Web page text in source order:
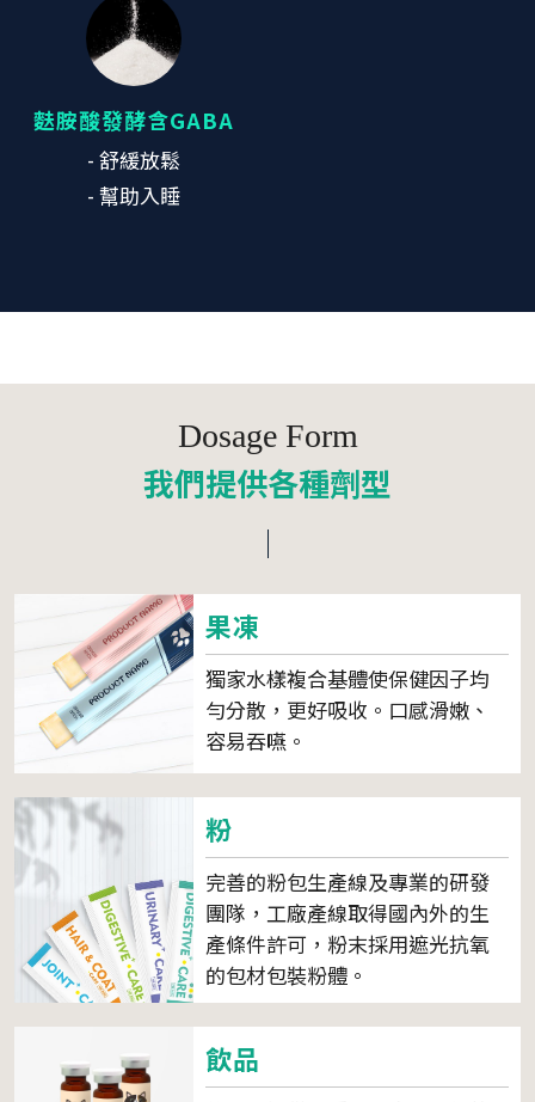
麩胺酸發酵含GABA
- 舒緩放鬆
- 幫助入睡
Dosage Form
我們提供各種劑型
果凍
獨家水樣複合基體使保健因子均
勻分散，更好吸收。口感滑嫩、
容易吞嚥。
粉
完善的粉包生產線及專業的研發
團隊，工廠產線取得國內外的生
產條件許可，粉末採用遮光抗氧
的包材包裝粉體。
飲品